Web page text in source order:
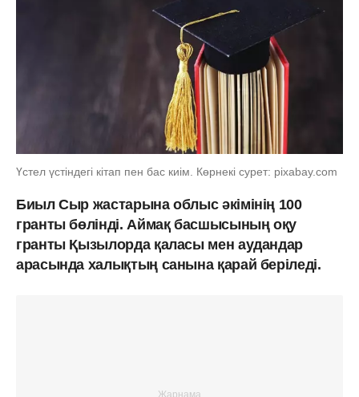
Үстел үстіндегі кітап пен бас киім. Көрнекі сурет: pixabay.com
Биыл Сыр жастарына облыс әкімінің 100
гранты бөлінді. Аймақ басшысының оқу
гранты Қызылорда қаласы мен аудандар
арасында халықтың санына қарай беріледі.